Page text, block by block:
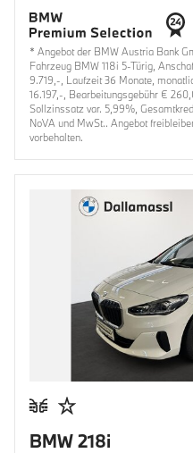
* Angebot der BMW Austria Bank
Fahrzeug BMW 118i 5-Türig,
9.719,-, Laufzeit 36 Monate,
16.197,-, Bearbeitungsgebühr €
Sollzinssatz var. 5,99%,
NoVA und MwSt.. Angebot
vorbehalten.
BMW 218i